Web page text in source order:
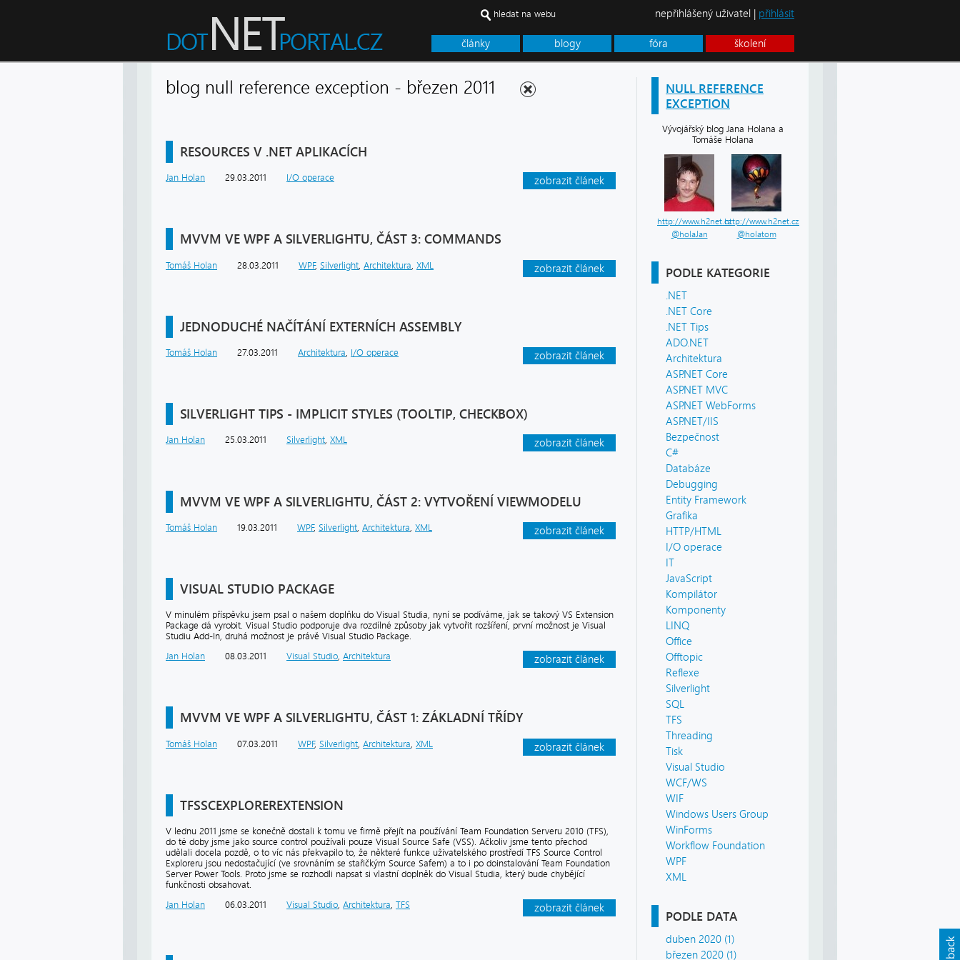
články blogy fóra školení
hledat na webu nepřihlášený uživatel | přihlásit
NULL REFERENCE
EXCEPTION
Vývojářský blog Jana Holana a
Tomáše Holana
http://www.h2net.cz
@holaJan
http://www.h2net.cz
@holatom
PODLE KATEGORIE
.NET
.NET Core
.NET Tips
ADO.NET
Architektura
ASP.NET Core
ASP.NET MVC
ASP.NET WebForms
ASP.NET/IIS
Bezpečnost
C#
Databáze
Debugging
Entity Framework
Grafika
HTTP/HTML
I/O operace
IT
JavaScript
Kompilátor
Komponenty
LINQ
Office
Offtopic
Reflexe
Silverlight
SQL
TFS
Threading
Tisk
Visual Studio
WCF/WS
WIF
Windows Users Group
WinForms
Workflow Foundation
WPF
XML
PODLE DATA
duben 2020 (1)
březen 2020 (1)
blog null reference exception - březen 2011
RESOURCES V .NET APLIKACÍCH
zobrazit článek
Jan Holan 29.03.2011 I/O operace
MVVM VE WPF A SILVERLIGHTU, ČÁST 3: COMMANDS
zobrazit článek
Tomáš Holan 28.03.2011 WPF, Silverlight Architektura XML
JEDNODUCHÉ NAČÍTÁNÍ EXTERNÍCH ASSEMBLY
zobrazit článek
Tomáš Holan 27.03.2011 Architektura I/O operace
SILVERLIGHT TIPS - IMPLICIT STYLES (TOOLTIP, CHECKBOX)
zobrazit článek
Jan Holan 25.03.2011 Silverlight, XML
MVVM VE WPF A SILVERLIGHTU, ČÁST 2: VYTVOŘENÍ VIEWMODELU
zobrazit článek
Tomáš Holan 19.03.2011 WPF, Silverlight Architektura XML
VISUAL STUDIO PACKAGE
V minulém příspěvku jsem psal o našem doplňku do Visual Studia, nyní se podíváme, jak se takový VS Extension
Package dá vyrobit. Visual Studio podporuje dva rozdílné způsoby jak vytvořit rozšíření, první možnost je Visual
Studiu Add-In, druhá možnost je právě Visual Studio Package.
zobrazit článek
Jan Holan 08.03.2011 Visual Studio, Architektura
MVVM VE WPF A SILVERLIGHTU, ČÁST 1: ZÁKLADNÍ TŘÍDY
zobrazit článek
Tomáš Holan 07.03.2011 WPF, Silverlight Architektura XML
TFSSCEXPLOREREXTENSION
V lednu 2011 jsme se konečně dostali k tomu ve firmě přejít na používání Team Foundation Serveru 2010 (TFS),
do té doby jsme jako source control používali pouze Visual Source Safe (VSS). Ačkoliv jsme tento přechod
udělali docela pozdě, o to víc nás překvapilo to, že některé funkce uživatelského prostředí TFS Source Control
Exploreru jsou nedostačující (ve srovnáním se stařičkým Source Safem) a to i po doinstalování Team Foundation
Server Power Tools. Proto jsme se rozhodli napsat si vlastní doplněk do Visual Studia, který bude chybějící
funkčnosti obsahovat.
zobrazit článek
Jan Holan 06.03.2011 Visual Studio, Architektura, TFS